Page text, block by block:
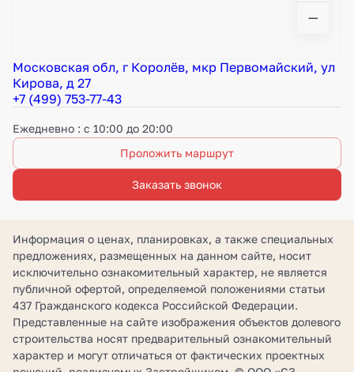
Московская обл, г Королёв, мкр Первомайский, ул
Кирова, д 27
+7 (499) 753-77-43
Ежедневно : с 10:00 до 20:00
Проложить маршрут
Заказать звонок
Информация о ценах, планировках, а также специальных
предложениях, размещенных на данном сайте, носит
исключительно ознакомительный характер, не является
публичной офертой, определяемой положениями статьи
437 Гражданского кодекса Российской Федерации.
Представленные на сайте изображения объектов долевого
строительства носят предварительный ознакомительный
характер и могут отличаться от фактических проектных